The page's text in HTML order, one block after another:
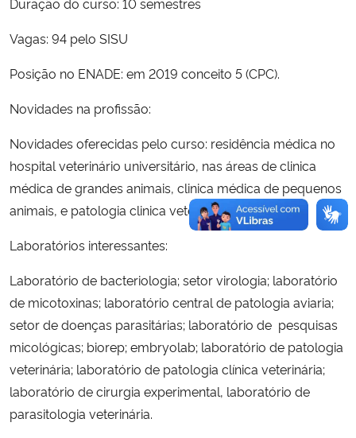
Vagas: 94 pelo SISU
Posição no ENADE: em 2019 conceito 5 (CPC).
Novidades na profissão:
Novidades oferecidas pelo curso: residência médica no
hospital veterinário universitário, nas áreas de clinica
médica de grandes animais, clinica médica de pequenos
animais, e patologia clinica veterinária.
Laboratórios interessantes:
Laboratório de bacteriologia; setor virologia; laboratório
de micotoxinas; laboratório central de patologia aviaria;
setor de doenças parasitárias; laboratório de pesquisas
micológicas; biorep; embryolab; laboratório de patologia
veterinária; laboratório de patologia clínica veterinária;
laboratório de cirurgia experimental, laboratório de
parasitologia veterinária.